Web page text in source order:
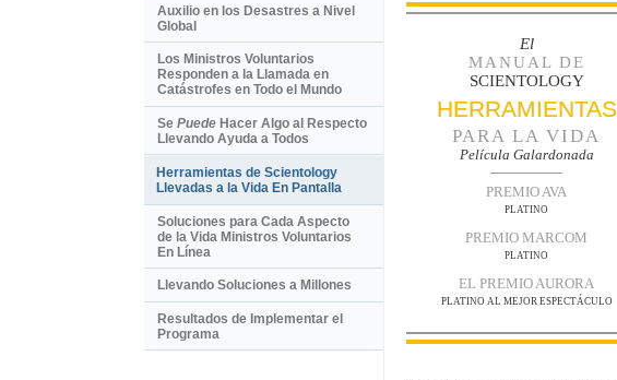
El
MANUAL DE
SCIENTOLOGY
HERRAMIENTAS
PARA LA VIDA
Película Galardonada
PREMIO AVA
PLATINO
PREMIO MARCOM
PLATINO
EL PREMIO AURORA
PLATINO AL MEJOR ESPECTÁCULO
Auxilio en los Desastres a Nivel
Global
Los Ministros Voluntarios
Responden a la Llamada en
Catástrofes en Todo el Mundo
Se Puede Hacer Algo al Respecto
Llevando Ayuda a Todos
Herramientas de Scientology
Llevadas a la Vida En Pantalla
Soluciones para Cada Aspecto
de la Vida Ministros Voluntarios
En Línea
Llevando Soluciones a Millones
Resultados de Implementar el
Programa